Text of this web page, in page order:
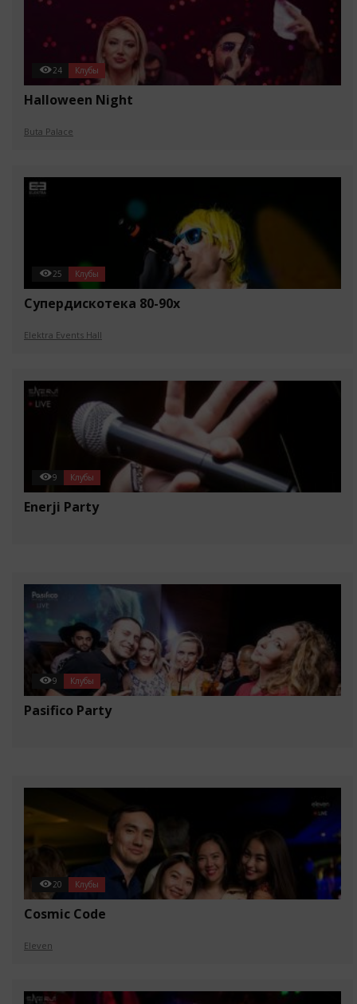
24 Клубы
Halloween Night
Buta Palace
25 Клубы
Супердискотека 80-90х
Elektra Events Hall
9 Клубы
Enerji Party
9 Клубы
Pasifico Party
20 Клубы
Cosmic Code
Eleven